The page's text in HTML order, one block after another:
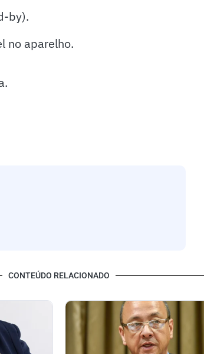
by).
no aparelho.
CONTEÚDO RELACIONADO